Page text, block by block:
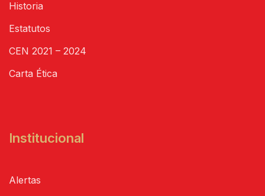
Historia
Estatutos
CEN 2021 – 2024
Carta Ética
Institucional
Alertas